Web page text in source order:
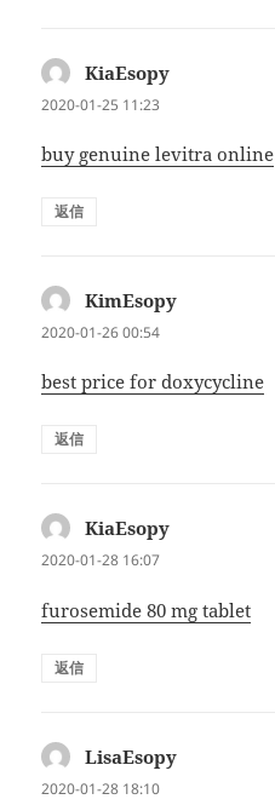
KiaEsopy
2020-01-25 11:23
buy genuine levitra online
返信
KimEsopy
2020-01-26 00:54
best price for doxycycline
返信
KiaEsopy
2020-01-28 16:07
furosemide 80 mg tablet
返信
LisaEsopy
2020-01-28 18:10